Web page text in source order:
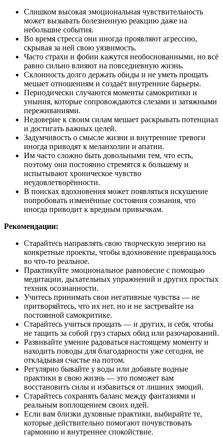
Слишком высокая эмоциональная чувствительность
может вызывать болезненную реакцию даже на
небольшие события.
Во время стресса они иногда проявляют агрессию,
скрывая за ней свою уязвимость.
Часто страхи и фобии кажутся необоснованными, но всё
равно сильно влияют на повседневную жизнь.
Склонность долго держать обиды и не уметь прощать
мешает отношениям и создаёт внутренние барьеры.
Периодически случаются моменты самокритики и
уныния, которые сопровождаются слезами и затяжными
переживаниями.
Недоверие к своим силам мешает раскрывать потенциал
и достигать важных целей.
Задумчивость о смысле жизни и внутренние тревоги
иногда приводят к меланхолии и апатии.
Им часто сложно быть довольными тем, что есть,
поэтому они постоянно стремятся к большему и
испытывают хроническое чувство
неудовлетворённости.
В поисках вдохновения может появляться искушение
попробовать изменённые состояния сознания, что
иногда приводит к вредным привычкам.
Рекомендации:
Старайтесь направлять свою творческую энергию на
конкретные проекты, чтобы вдохновение превращалось
во что-то реальное.
Практикуйте эмоциональное равновесие с помощью
медитации, дыхательных упражнений и других простых
техник осознанности.
Учитесь принимать свои негативные чувства — не
притворяйтесь, что их нет, но и не застревайте на
постоянной самокритике.
Старайтесь учиться прощать — и других, и себя, чтобы
не тащить за собой груз старых обид или разочарований.
Развивайте умение радоваться настоящему моменту и
находить поводы для благодарности уже сегодня, не
откладывая счастье на потом.
Регулярно бывайте у воды или добавьте водные
практики в свою жизнь — это поможет вам
восстановить силы и избавиться от лишних эмоций.
Старайтесь сохранять баланс между фантазиями и
реальным воплощением своих идей.
Если вам близки духовные практики, выбирайте те,
которые действительно помогают почувствовать
гармонию и внутреннее спокойствие.